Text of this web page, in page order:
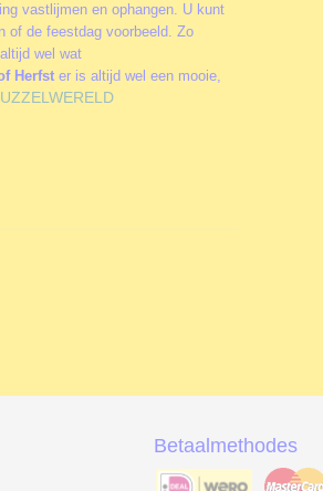
vastlijmen en ophangen. U kunt
of de feestdag voorbeeld. Zo
wel wat
Herfst er is altijd wel een mooie,
Betaalmethodes